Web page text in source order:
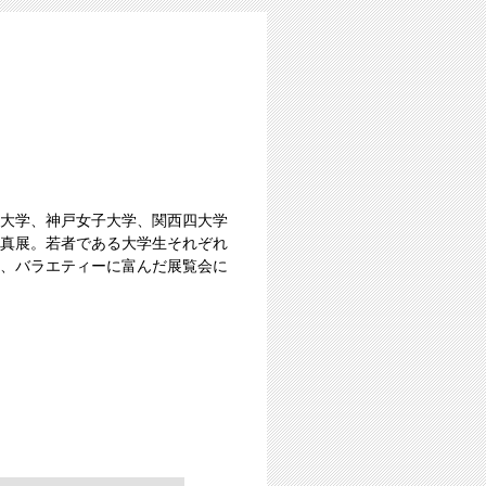
学、神戸女子大学、関西四大学
展。若者である大学生それぞれ
バラエティーに富んだ展覧会に